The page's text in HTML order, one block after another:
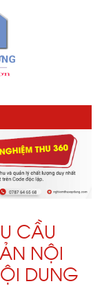
CẦU
NỘI
DUNG